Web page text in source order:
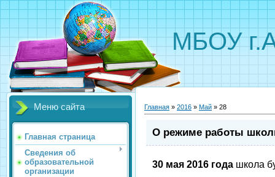
МБОУ
Меню сайта
Главная страница
Сведения об
образовательной
организации
Главная » 2016 » Май » 28
О режиме работы
30 мая 2016 года школа